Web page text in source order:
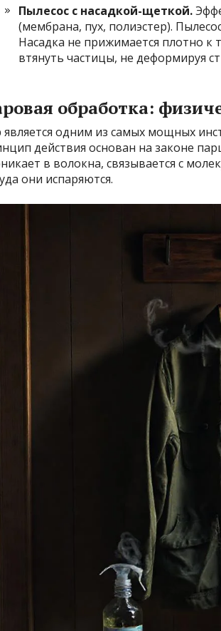
Пылесос с насадкой-щеткой.
(мембрана, пух, полиэстер).
Насадка не прижимается плотно к
втянуть частицы, не деформируя
обработка:
является одним из самых мощных
действия основан на законе
в волокна, связывается с
они испаряются.